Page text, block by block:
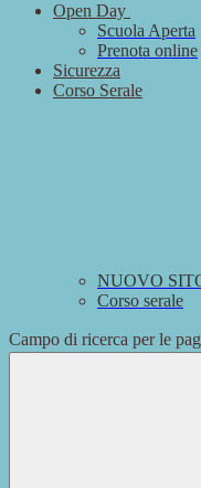
Open Day
Scuola Aperta
Prenota online
Sicurezza
Corso Serale
NUOVO
Corso serale
Campo di ricerca per le